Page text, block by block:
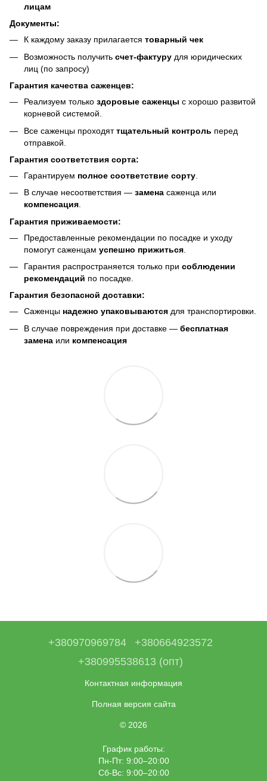
лицам
Документы:
К каждому заказу прилагается товарный чек
Возможность получить счет-фактуру для юридических
лиц (по запросу)
Гарантия качества саженцев:
Реализуем только здоровые саженцы с хорошо развитой
корневой системой.
Все саженцы проходяттщательный контроль перед
отправкой.
Гарантия соответствия сорта:
Гарантируем полное соответствие сорту
В случае несоответствия — замена саженца или
компенсация.
Гарантия приживаемости:
Предоставленные рекомендации по посадке и уходу
помогут саженцам успешно прижиться
Гарантия распространяется только при соблюдении
рекомендаций по посадке.
Гарантия безопасной доставки:
Саженцы надежно упаковываются для транспортировки.
В случае повреждения при доставке — бесплатная
замена или компенсация
+380970969784
+380664923572
+380995538613 (опт)
Контактная информация
Полная версия сайта
© 2026
График работы:
Пн-Пт: 9:00–20:00
Сб-Вс: 9:00–20:00